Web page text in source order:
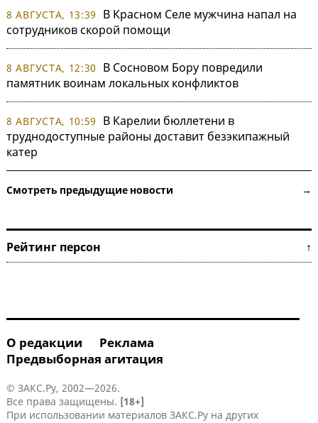
8 АВГУСТА, 13:39
В Красном Селе мужчина напал на
сотрудников скорой помощи
8 АВГУСТА, 12:30
В Сосновом Бору повредили
памятник воинам локальных конфликтов
8 АВГУСТА, 10:59
В Карелии бюллетени в
труднодоступные районы доставит безэкипажный
катер
Смотреть предыдущие новости →
Рейтинг персон ↑
О редакции
Реклама
Предвыборная агитация
© ЗАКС.Ру, 2002—2026.
Все права защищены. [18+]
При использовании материалов ЗАКС.Ру на других